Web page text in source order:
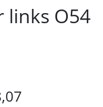
links O54